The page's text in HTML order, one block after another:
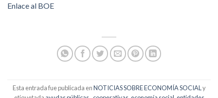
Enlace al BOE
Esta entrada fue publicada enNOTICIAS SOBRE ECONOMÍA SOCIAL y